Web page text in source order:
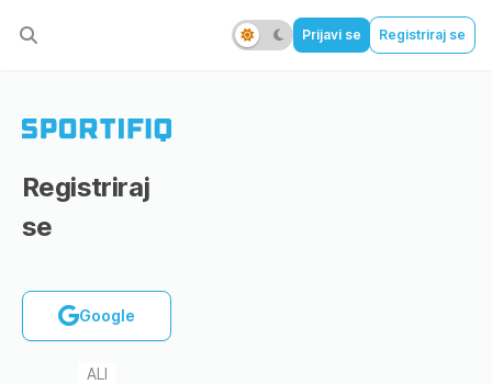
Prijavi se Registriraj se
Registriraj
se
Google
ALI